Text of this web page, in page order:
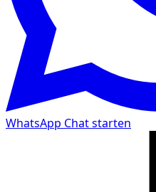
WhatsApp Chat starten